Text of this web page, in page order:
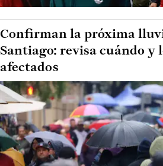
Confirman la próxima
Santiago: revisa cuándo y
afectados